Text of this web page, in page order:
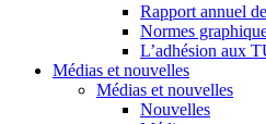
Rapport annuel
Normes
L’adhésion aux
Médias et nouvelles
Médias et nouvelles
Nouvelles